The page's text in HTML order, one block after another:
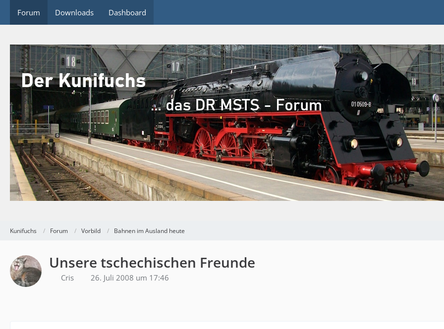
Forum Downloads Dashboard
Kunifuchs Forum Vorbild Bahnen im Ausland heute
Unsere tschechischen Freunde
Cris 26. Juli 2008 um 17:46